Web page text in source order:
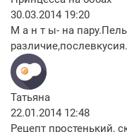
30.03.2014 19:20
М а н т ы- на
Татьяна
22.01.2014 12:48
Рецепт простенький,